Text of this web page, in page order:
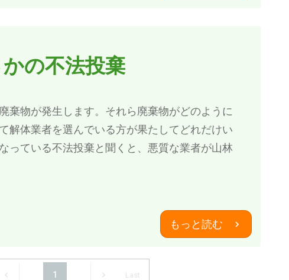
の不法投棄
棄物が発生します。それら廃棄物がどのように
解体業者を選んでいる方が果たしてどれだけい
っている不法投棄と聞くと、悪質な業者が山林
もっと読む
1 Last